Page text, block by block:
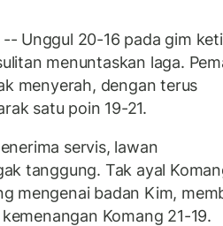
-- Unggul 20-16 pada gim
menuntaskan laga.
menyerah, dengan terus
satu poin 19-21.
servis, lawan
tanggung. Tak ayal
mengenai badan Kim,
Komang 21-19.